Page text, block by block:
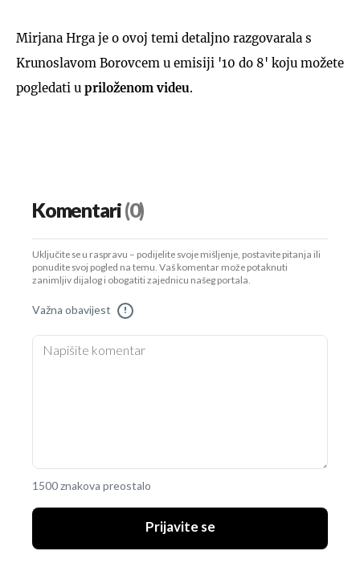
Mirjana Hrga je o ovoj temi detaljno razgovarala s
Krunoslavom Borovcem u emisiji '10 do 8' koju možete
pogledati u priloženom videu.
Komentari(0)
Uključite se u raspravu – podijelite svoje mišljenje, postavite pitanja ili
ponudite svoj pogled na temu. Vaš komentar može potaknuti
zanimljiv dijalog i obogatiti zajednicu našeg portala.
Važna obavijest !
1500 znakova preostalo
Prijavite se